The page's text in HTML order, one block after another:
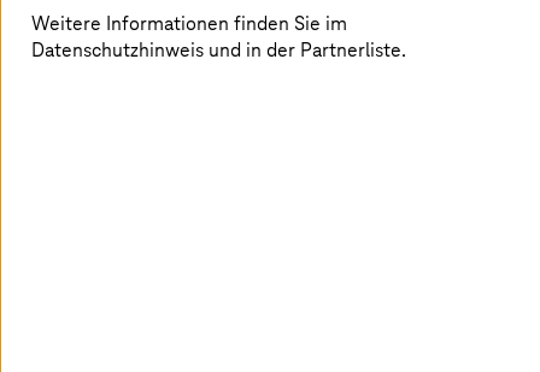
das Gesundheitswesen?
Weitere Informationen finden Sie im
Datenschutzhinweis und in der Partnerliste.